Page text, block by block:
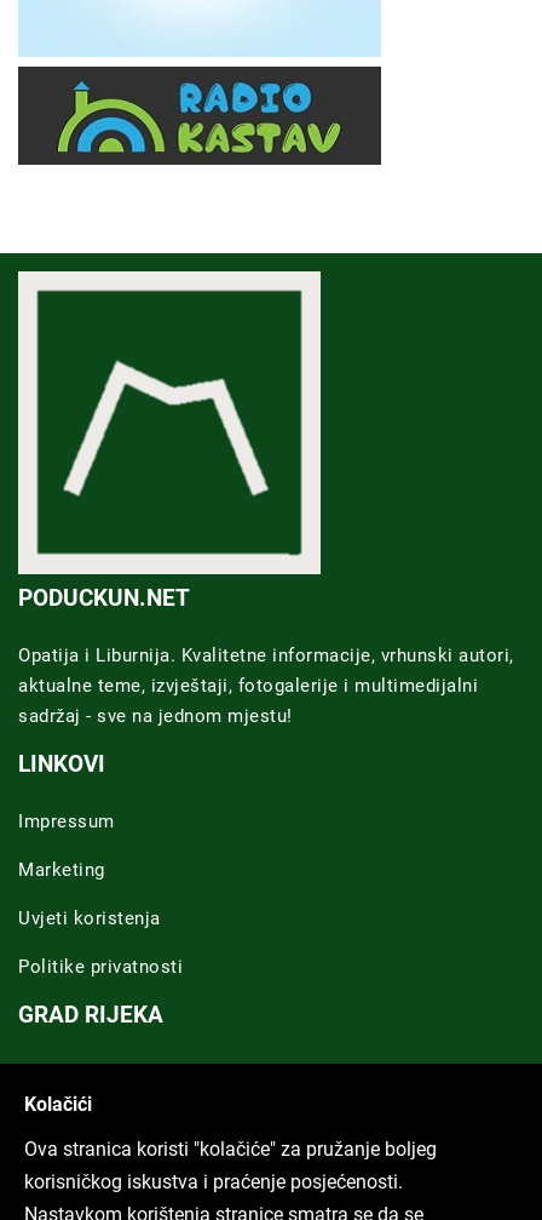
PODUCKUN.NET
Opatija i Liburnija. Kvalitetne informacije, vrhunski autori,
aktualne teme, izvještaji, fotogalerije i multimedijalni
sadržaj - sve na jednom mjestu!
LINKOVI
Impressum
Marketing
Uvjeti koristenja
Politike privatnosti
GRAD RIJEKA
ARHIVA TEKSTOVA
Kolačići
Ova stranica koristi "kolačiće" za pružanje boljeg
korisničkog iskustva i praćenje posjećenosti.
Nastavkom korištenja stranice smatra se da se